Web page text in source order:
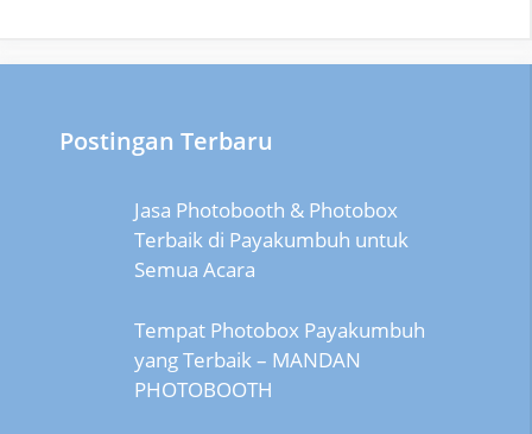
Postingan Terbaru
Jasa Photobooth & Photobox
Terbaik di Payakumbuh untuk
Semua Acara
Tempat Photobox Payakumbuh
yang Terbaik – MANDAN
PHOTOBOOTH